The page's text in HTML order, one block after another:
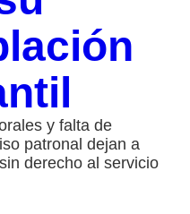
y falta de
patronal dejan a
derecho al servicio